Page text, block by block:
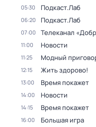
05:30 Подкаст.Лаб
06:20 Подкаст.Лаб
07:00 Телеканал
11:00 Новости
11:25 Модный
12:15 Жить здорово!
13:00 Время покажет
14:00 Новости
14:15 Время покажет
16:00 Большая игра